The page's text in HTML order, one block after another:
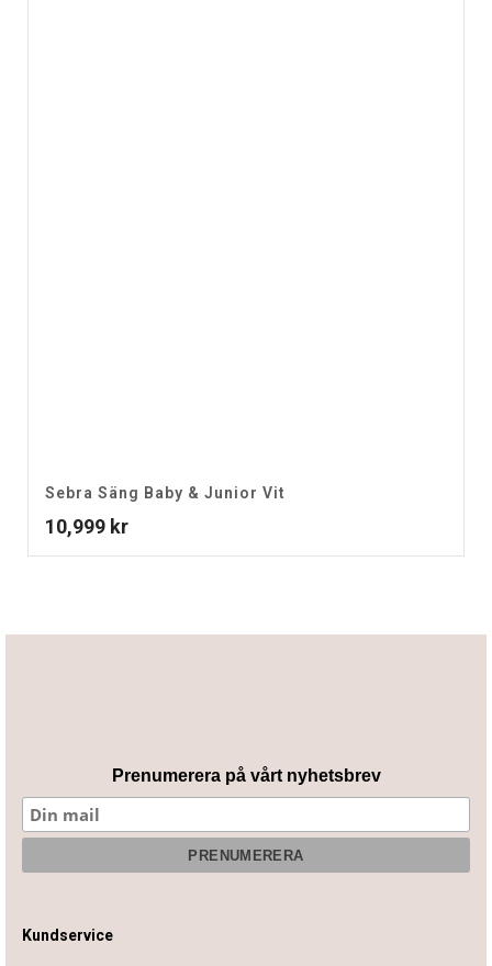
Sebra Säng Baby & Junior Vit
10,999 kr
Prenumerera på vårt nyhetsbrev
Kundservice